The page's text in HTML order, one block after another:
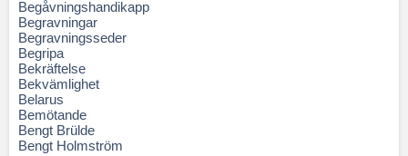
Begåvningshandikapp
Begravningar
Begravningsseder
Begripa
Bekräftelse
Bekvämlighet
Belarus
Bemötande
Bengt Brülde
Bengt Holmström